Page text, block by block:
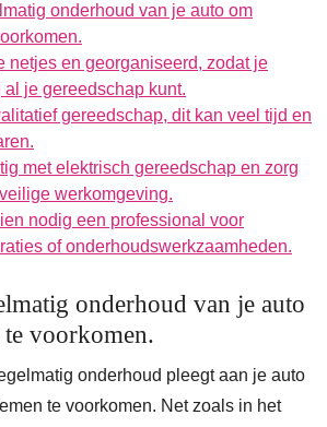
onderhoud van je auto om
netjes en georganiseerd, zodat je
je gereedschap kunt.
gereedschap, dit kan veel tijd en
met elektrisch gereedschap en zorg
werkomgeving.
nodig een professional voor
of onderhoudswerkzaamheden.
onderhoud van je auto
voorkomen.
onderhoud pleegt aan je auto
te voorkomen. Net zoals in het